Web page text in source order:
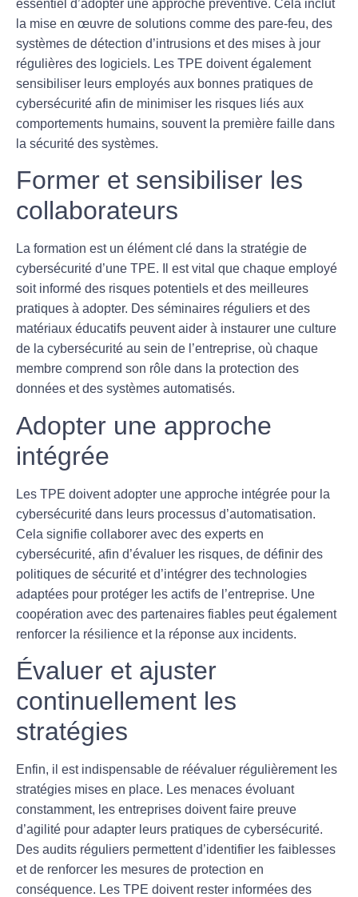
essentiel d’adopter une approche preventive. Cela inclut
la mise en œuvre de solutions comme des pare-feu, des
systèmes de détection d’intrusions et des mises à jour
régulières des logiciels. Les TPE doivent également
sensibiliser leurs employés aux bonnes pratiques de
cybersécurité afin de minimiser les risques liés aux
comportements humains, souvent la première faille dans
la sécurité des systèmes.
Former et sensibiliser les
collaborateurs
La formation est un élément clé dans la stratégie de
cybersécurité d’une TPE. Il est vital que chaque employé
soit informé des risques potentiels et des meilleures
pratiques à adopter. Des séminaires réguliers et des
matériaux éducatifs peuvent aider à instaurer une culture
de la cybersécurité au sein de l’entreprise, où chaque
membre comprend son rôle dans la protection des
données et des systèmes automatisés.
Adopter une approche
intégrée
Les TPE doivent adopter une approche intégrée pour la
cybersécurité dans leurs processus d’automatisation.
Cela signifie collaborer avec des experts en
cybersécurité, afin d’évaluer les risques, de définir des
politiques de sécurité et d’intégrer des technologies
adaptées pour protéger les actifs de l’entreprise. Une
coopération avec des partenaires fiables peut également
renforcer la résilience et la réponse aux incidents.
Évaluer et ajuster
continuellement les
stratégies
Enfin, il est indispensable de réévaluer régulièrementles
stratégies mises en place. Les menaces évoluant
constamment, les entreprises doivent faire preuve
d’agilité pour adapter leurs pratiques de cybersécurité.
Des audits réguliers permettent d’identifier les faiblesses
et de renforcer les mesures de protection en
conséquence. Les TPE doivent rester informées des